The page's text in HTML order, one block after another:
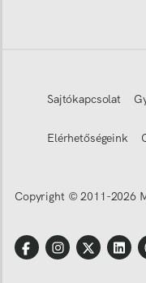
Sajtókapcsolat
Elérhetőségeink
Copyright © 2011-2026